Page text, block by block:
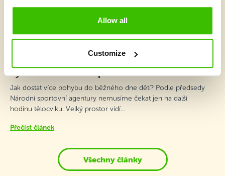
Allow all
Customize
2 minuty
Karel Kovář v podcastu Děti a pohyb: Pohyb
by neměl začínat až po škole
Jak dostat více pohybu do běžného dne dětí? Podle předsedy
Národní sportovní agentury nemusíme čekat jen na další
hodinu tělocviku. Velký prostor vidí…
Přečíst článek
Všechny články